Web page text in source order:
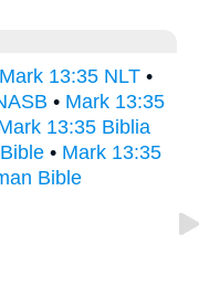
Mark 13:35 NLT •
• Mark 13:35
13:35 Biblia
• Mark 13:35
Bible